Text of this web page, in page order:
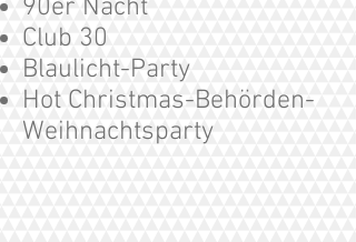
90er Nacht
Club 30
Blaulicht-Party
Hot Christmas-Behörden-
Weihnachtsparty